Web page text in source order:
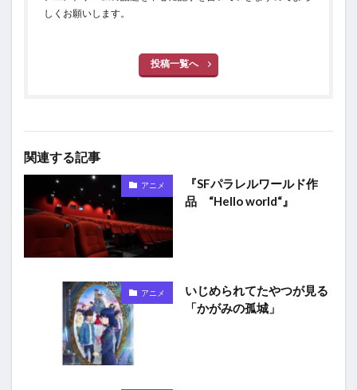
しくお願いします。
投稿一覧へ
関連する記事
アニメ
『SFパラレルワールド作
品 “Hello world“』
アニメ
いじめられてたやつが見る
「かがみの孤城」